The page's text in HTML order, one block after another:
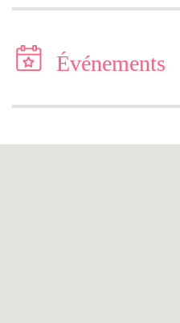
Événements